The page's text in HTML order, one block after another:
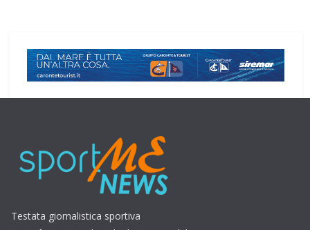
Testata giornalistica sportiva